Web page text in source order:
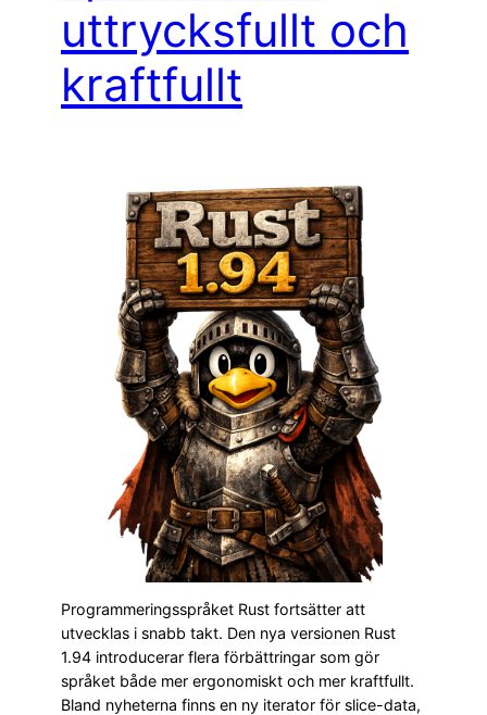
uttrycksfullt och
kraftfullt
Programmeringsspråket Rust fortsätter att
utvecklas i snabb takt. Den nya versionen Rust
1.94 introducerar flera förbättringar som gör
språket både mer ergonomiskt och mer kraftfullt.
Bland nyheterna finns en ny iterator för slice-data,